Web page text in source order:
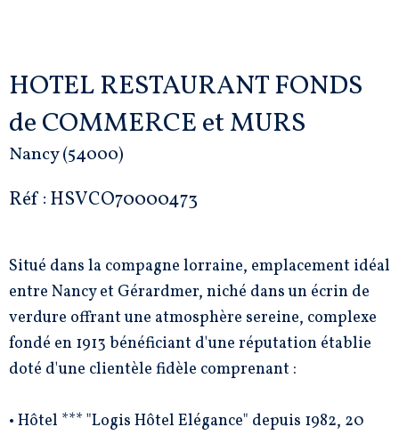
HOTEL RESTAURANT FONDS
de COMMERCE et MURS
Nancy (54000)
Réf : HSVCO70000473
Situé dans la compagne lorraine, emplacement idéal
entre Nancy et Gérardmer, niché dans un écrin de
verdure offrant une atmosphère sereine, complexe
fondé en 1913 bénéficiant d'une réputation établie
doté d'une clientèle fidèle comprenant :
• Hôtel *** "Logis Hôtel Elégance" depuis 1982, 20